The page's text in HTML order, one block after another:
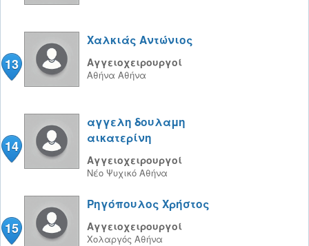
13
Χαλκιάς Αντώνιος
Αγγειοχειρουργοί
Αθήνα Αθήνα
14
αγγελη δουλαμη
αικατερίνη
Αγγειοχειρουργοί
Νέο Ψυχικό Αθήνα
15
Ρηγόπουλος Χρήστος
Αγγειοχειρουργοί
Χολαργός Αθήνα